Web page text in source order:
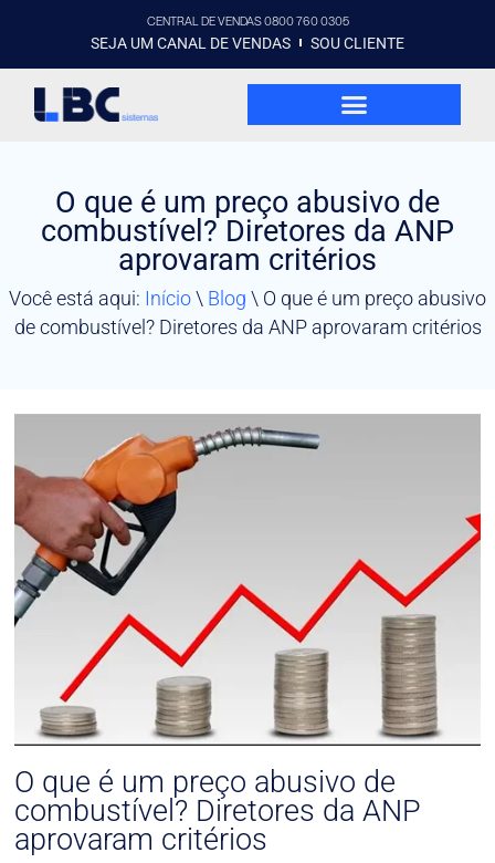
CENTRAL DE VENDAS 0800 760 0305
SEJA UM CANAL DE VENDAS SOU CLIENTE
O que é um preço abusivo de
combustível? Diretores da ANP
aprovaram critérios
Você está aqui: Início\ Blog \ O que é um preço abusivo
de combustível? Diretores da ANP aprovaram critérios
O que é um preço abusivo de
combustível? Diretores da ANP
aprovaram critérios